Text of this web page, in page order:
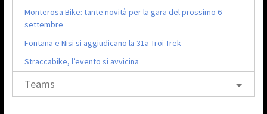
Monterosa Bike: tante novità per la gara del prossimo 6
settembre
Fontana e Nisi si aggiudicano la 31a Troi Trek
Straccabike, l’evento si avvicina
Teams